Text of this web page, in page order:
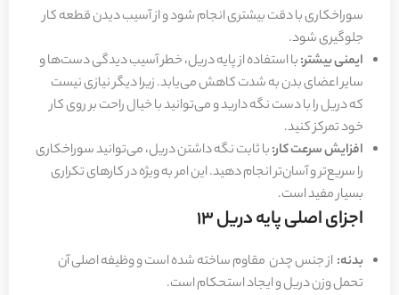
سوراخکاری با دقت بیشتری انجام شود و از آسیب دیدن قطعه کار
جلوگیری شود.
ایمنی بیشتر:با استفاده از پایه دریل، خطر آسیب دیدگی دست‌ها و
سایر اعضای بدن به شدت کاهش می‌یابد. زیرا دیگر نیازی نیست
که دریل را با دست نگه دارید و می‌توانید با خیال راحت بر روی کار
خود تمرکز کنید.
افزایش سرعت کار:با ثابت نگه داشتن دریل، می‌توانید سوراخکاری
را سریع‌تر و آسان‌تر انجام دهید. این امر به ویژه در کارهای تکراری
بسیار مفید است.
اجزای اصلی پایه دریل 13
بدنه: از جنس چدن مقاوم ساخته شده است و وظیفه اصلی آن
تحمل وزن دریل و ایجاد استحکام است.